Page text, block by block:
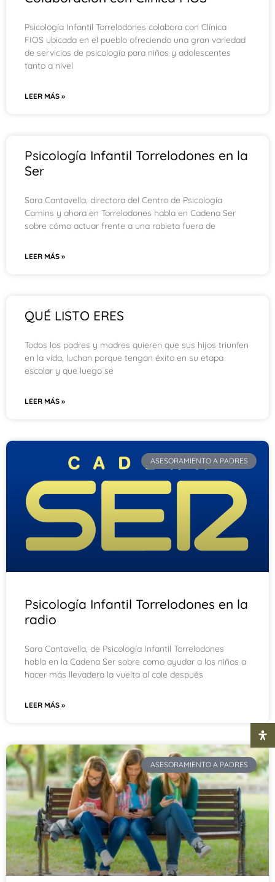
Psicología Infantil Torrelodones colabora con Clínica
FIOS ubicada en el pueblo ofreciendo una gran variedad
de servicios de psicología para niños y adolescentes
tanto a nivel
LEER MÁS »
Psicología Infantil Torrelodones en la
Ser
Sara Cantavella, directora del Centro de Psicología
Camins y ahora en Torrelodones habla en Cadena Ser
sobre cómo actuar frente a una rabieta fuera de
LEER MÁS »
QUÉ LISTO ERES
Todos los padres y madres quieren que sus hijos triunfen
en la vida, luchan porque tengan éxito en su etapa
escolar y que luego se
LEER MÁS »
ASESORAMIENTO A PADRES
Psicología Infantil Torrelodones en la
radio
Sara Cantavella, de Psicología Infantil Torrelodones
habla en la Cadena Ser sobre como ayudar a los niños a
hacer más llevadera la vuelta al cole después
LEER MÁS »
ASESORAMIENTO A PADRES